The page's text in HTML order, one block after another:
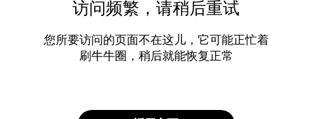
访问频繁，请稍后重试
您所要访问的页面不在这儿，它可能正忙着
刷牛牛圈，稍后就能恢复正常